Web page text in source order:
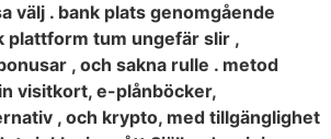
välj . bank plats genomgående
plattform tum ungefär slir ,
, och sakna rulle . metod
visitkort, e-plånböcker,
, och krypto, med tillgänglighet